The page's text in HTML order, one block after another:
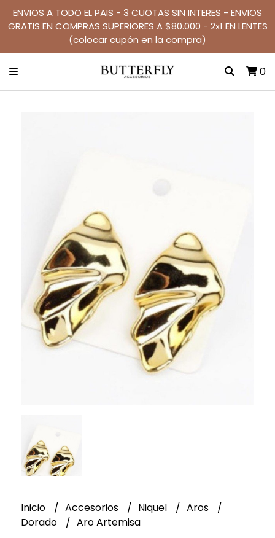
ENVIOS A TODO EL PAIS - 3 CUOTAS SIN INTERES - ENVIOS
GRATIS EN COMPRAS SUPERIORES A $80.000 - 2x1 EN LENTES
(colocar cupón en la compra)
0
Inicio Accesorios Niquel
Aros
Dorado
Aro Artemisa